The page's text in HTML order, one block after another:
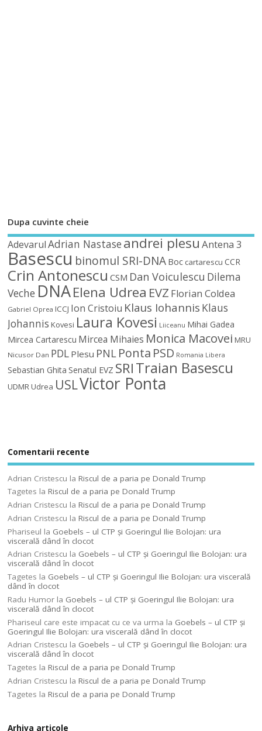
Dupa cuvinte cheie
Adevarul Adrian Nastaseandrei plesuAntena 3
Basescu binomul SRI-DNA Boc cartarescu CCR
Crin Antonescu CSM Dan Voiculescu Dilema
Veche DNAElena Udrea EVZ Florian Coldea
Gabriel Oprea ICCJ Ion Cristoiu Klaus Iohannis Klaus
Johannis Kovesi Laura Kovesi Liiceanu Mihai Gadea
Mircea Cartarescu Mircea Mihaies Monica Macovei MRU
Nicusor Dan PDL Plesu PNL Ponta PSD Romania Libera
Sebastian Ghita Senatul EVZ SRITraian Basescu
UDMRUdrea USLVictor Ponta
Comentarii recente
Adrian Cristescu laRiscul de a paria pe Donald Trump
Tagetes laRiscul de a paria pe Donald Trump
Adrian Cristescu laRiscul de a paria pe Donald Trump
Adrian Cristescu laRiscul de a paria pe Donald Trump
Phariseul la Goebels – ul CTP şi Goeringul Ilie Bolojan: ura
viscerală dând în clocot
Adrian Cristescu la Goebels – ul CTP şi Goeringul Ilie Bolojan: ura
viscerală dând în clocot
Tagetes la Goebels – ul CTP şi Goeringul Ilie Bolojan: ura viscerală
dând în clocot
Radu Humor la Goebels – ul CTP şi Goeringul Ilie Bolojan: ura
viscerală dând în clocot
Phariseul care este impacat cu ce va urma la Goebels – ul CTP şi
Goeringul Ilie Bolojan: ura viscerală dând în clocot
Adrian Cristescu la Goebels – ul CTP şi Goeringul Ilie Bolojan: ura
viscerală dând în clocot
Tagetes laRiscul de a paria pe Donald Trump
Adrian Cristescu laRiscul de a paria pe Donald Trump
Tagetes laRiscul de a paria pe Donald Trump
Arhiva articole